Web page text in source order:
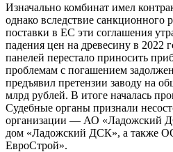
Изначально комбинат имел
однако вследствие санкционного
поставки в ЕС эти соглашения
падения цен на древесину в 2022
панелей перестало приносить
проблемам с погашением
предъявил претензии заводу на
млрд рублей. В итоге началась
Судебные органы признали
организации — АО «Ладожский
дом «Ладожский ДСК», а также
ЕвроСтрой».